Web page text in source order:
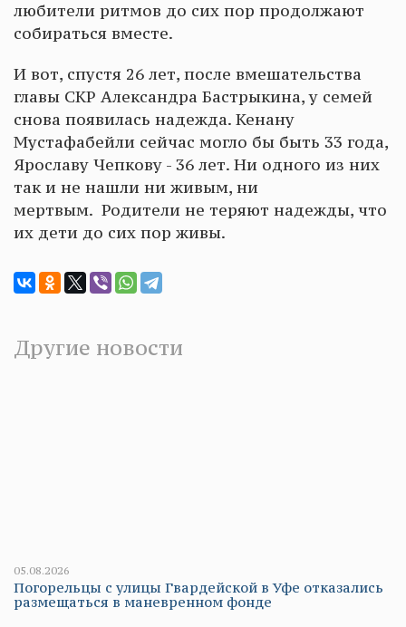
любители ритмов до сих пор продолжают
собираться вместе.
И вот, спустя 26 лет, после вмешательства
главы СКР Александра Бастрыкина, у семей
снова появилась надежда. Кенану
Мустафабейли сейчас могло бы быть 33 года,
Ярославу Чепкову - 36 лет. Ни одного из них
так и не нашли ни живым, ни
мертвым. Родители не теряют надежды, что
их дети до сих пор живы.
Другие новости
05.08.2026
Погорельцы с улицы Гвардейской в Уфе отказались
размещаться в маневренном фонде